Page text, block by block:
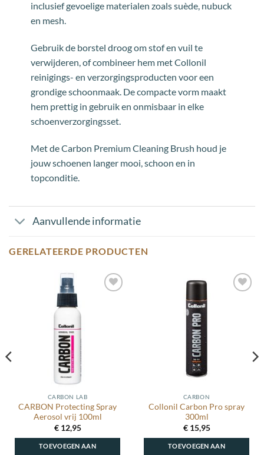
inclusief gevoelige materialen zoals suède, nubuck
en mesh.
Gebruik de borstel droog om stof en vuil te
verwijderen, of combineer hem met Collonil
reinigings- en verzorgingsproducten voor een
grondige schoonmaak. De compacte vorm maakt
hem prettig in gebruik en onmisbaar in elke
schoenverzorgingsset.
Met de Carbon Premium Cleaning Brush houd je
jouw schoenen langer mooi, schoon en in
topconditie.
Aanvullende informatie
GERELATEERDE PRODUCTEN
CARBON LAB
CARBON Protecting Spray
Aerosol vrij 100ml
€12,95
TOEVOEGEN AAN
CARBON
Collonil Carbon Pro spray
300ml
€15,95
TOEVOEGEN AAN